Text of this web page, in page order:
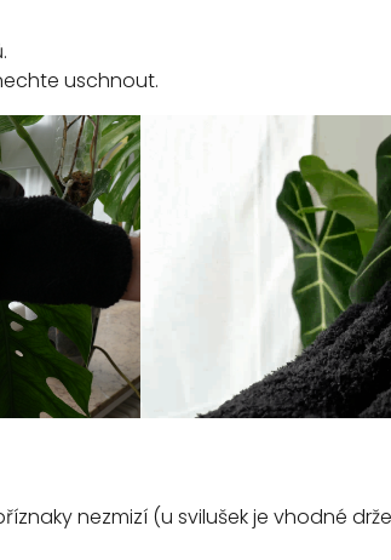
uschnout.
nezmizí (u svilušek je vhodné